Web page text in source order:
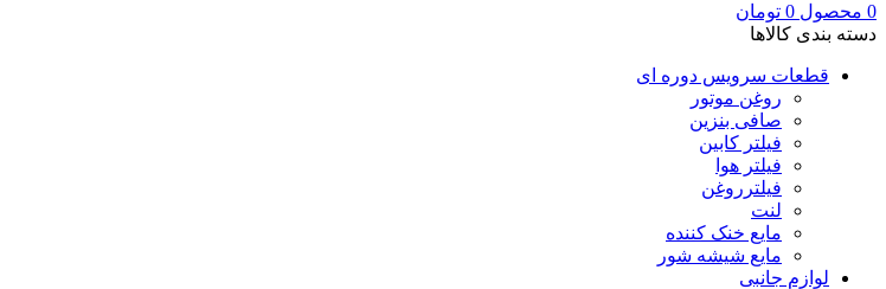
0 محصول 0 تومان
دسته بندی کالاها
قطعات سرویس دوره ای
روغن موتور
صافی بنزین
فیلتر کابین
فیلتر هوا
فیلترروغن
لنت
مایع خنک کننده
مایع شیشه شور
لوازم جانبی